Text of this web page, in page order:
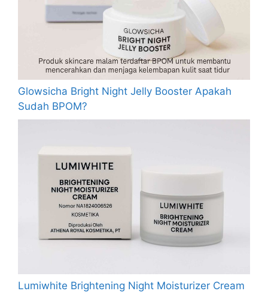
Glowsicha Bright Night Jelly Booster Apakah
Sudah BPOM?
Lumiwhite Brightening Night Moisturizer Cream